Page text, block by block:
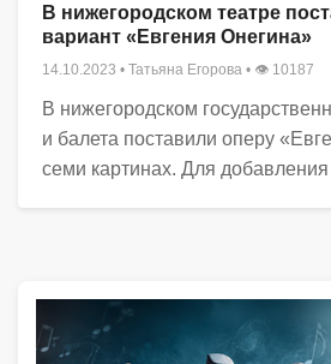
В нижегородском театре
вариант «Евгения Онегина»
14.10.2023 • Татьяна Егорова • 👁 10187
В нижегородском
и балета поставили оперу
семи картинах. Для добавления